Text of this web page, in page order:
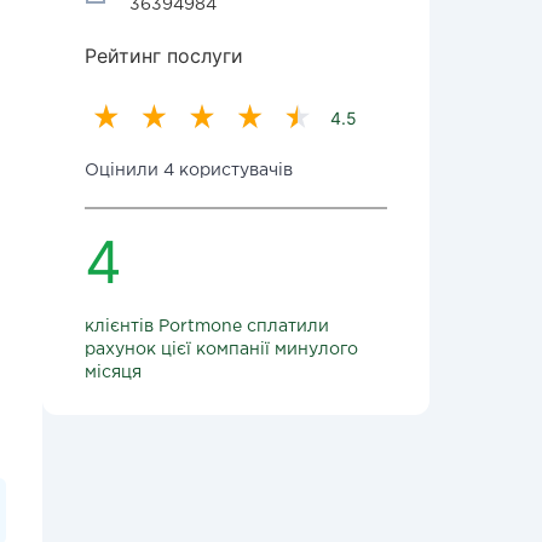
36394984
Рейтинг послуги
4.5
Оцінили 4 користувачів
4
клієнтів Portmone сплатили
рахунок цієї компанії минулого
місяця